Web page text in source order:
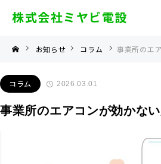
株式会社ミヤビ電設
お知らせ コラム 事業所のエ
コラム 2026.03.01
事業所のエアコンが効かな